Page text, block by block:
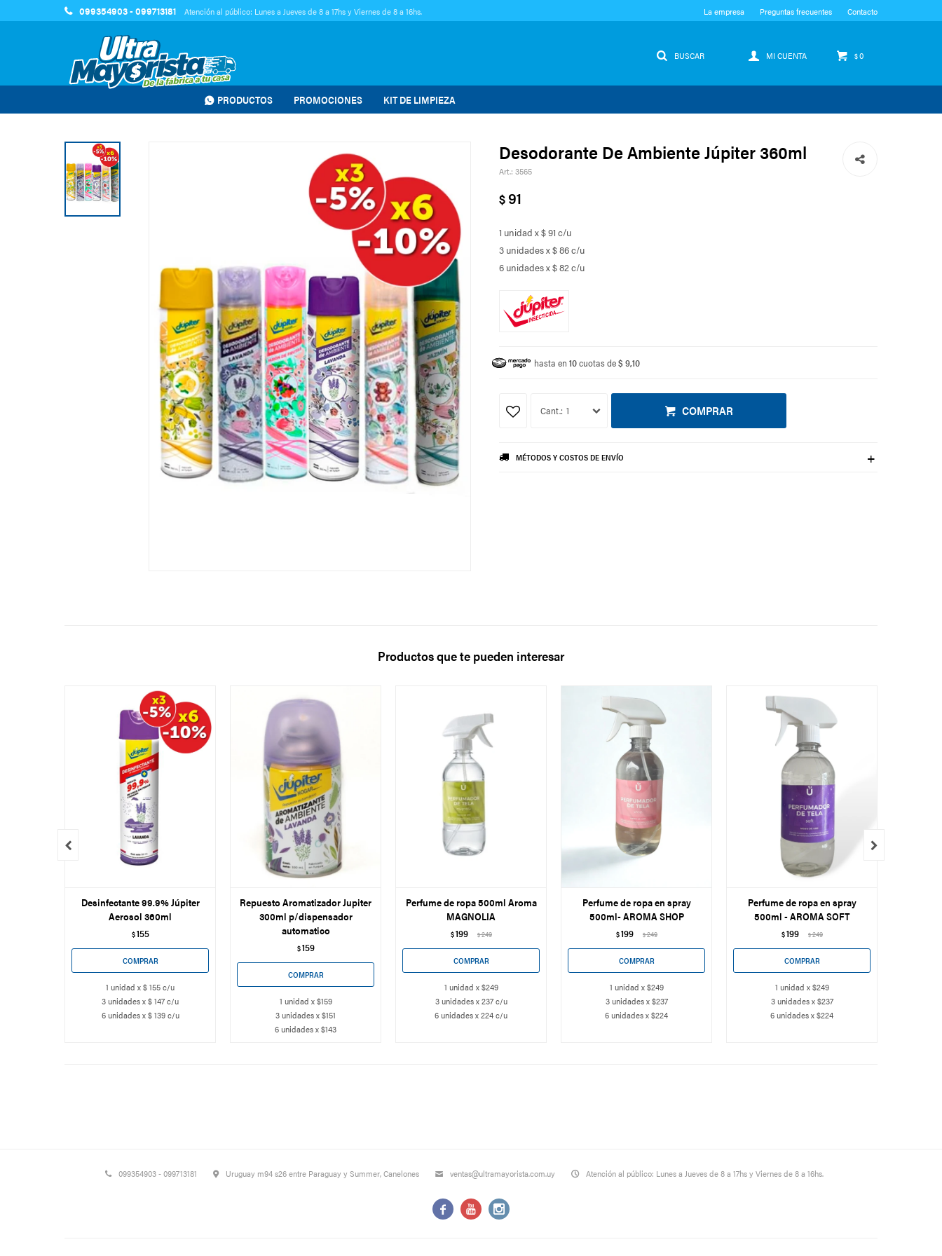
PRODUCTOS PROMOCIONES KIT DE LIMPIEZA
$0
099354903 - 099713181 Atención al público: Lunes a Jueves de 8 a 17hs y Viernes de 8 a 16hs. La empresa Preguntas frecuentes Contacto
Desodorante De Ambiente Júpiter 360ml
3565
$91
1 unidad x $ 91 c/u
3 unidades x $ 86 c/u
6 unidades x $ 82 c/u
hasta en 10cuotas de$ 9,10
1 COMPRAR
MÉTODOS Y COSTOS DE ENVÍO
Productos que te pueden interesar
Desinfectante 99.9% Júpiter
Aerosol 360ml
$155
1 unidad x $ 155 c/u
3 unidades x $ 147 c/u
6 unidades x $ 139 c/u
Repuesto Aromatizador Jupiter
300ml p/dispensador
automatico
$159
1 unidad x $159
3 unidades x $151
6 unidades x $143
Perfume de ropa 500ml Aroma
MAGNOLIA
$199 $249
1 unidad x $249
3 unidades x 237 c/u
6 unidades x 224 c/u
Perfume de ropa en spray
500ml- AROMA SHOP
$199 $249
1 unidad x $249
3 unidades x $237
6 unidades x $224
Perfume de ropa en spray
500ml - AROMA SOFT
$199 $249
1 unidad x $249
3 unidades x $237
6 unidades x $224
 
099354903 - 099713181 Uruguay m94 s26 entre Paraguay y Summer, Canelones ventas@ultramayorista.com.uy Atención al público: Lunes a Jueves de 8 a 17hs y Viernes de 8 a 16hs.
  